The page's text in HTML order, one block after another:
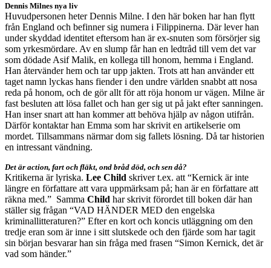
Dennis Milnes nya liv
Huvudpersonen heter Dennis Milne. I den här boken har han flytt
från England och befinner sig numera i Filippinerna. Där lever han
under skyddad identitet eftersom han är ex-snuten som försörjer sig
som yrkesmördare. Av en slump får han en ledtråd till vem det var
som dödade Asif Malik, en kollega till honom, hemma i England.
Han återvänder hem och tar upp jakten. Trots att han använder ett
taget namn lyckas hans fiender i den undre världen snabbt att nosa
reda på honom, och de gör allt för att röja honom ur vägen. Milne är
fast besluten att lösa fallet och han ger sig ut på jakt efter sanningen.
Han inser snart att han kommer att behöva hjälp av någon utifrån.
Därför kontaktar han Emma som har skrivit en artikelserie om
mordet. Tillsammans närmar dom sig fallets lösning. Då tar historien
en intressant vändning.
Det är action, fart och fläkt, ond bråd död, och sen då?
Kritikerna är lyriska. Lee Child skriver t.ex. att “Kernick är inte
längre en författare att vara uppmärksam på; han är en författare att
räkna med.” Samma Child har skrivit förordet till boken där han
ställer sig frågan “VAD HÄNDER MED den engelska
kriminallitteraturen?” Efter en kort och koncis utläggning om den
tredje eran som är inne i sitt slutskede och den fjärde som har tagit
sin början besvarar han sin fråga med frasen “Simon Kernick, det är
vad som händer.”